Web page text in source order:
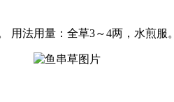
用法用量：全草3～4两，水煎服。